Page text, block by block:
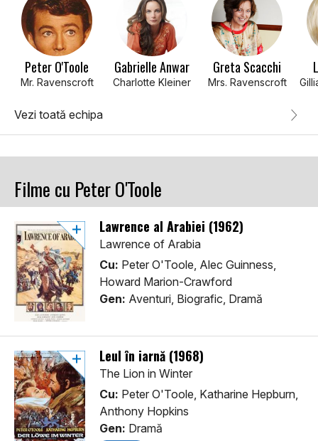
Peter O'Toole
Mr. Ravenscroft
Gabrielle Anwar
Charlotte Kleiner
Greta Scacchi
Mrs. Ravenscroft
Vezi toată echipa
Filme cu Peter O'Toole
Lawrence al Arabiei (1962)
Lawrence of Arabia
Cu: Peter O'Toole, Alec Guinness,
Howard Marion-Crawford
Gen: Aventuri, Biografic, Dramă
Leul în iarnă (1968)
The Lion in Winter
Cu: Peter O'Toole, Katharine Hepburn,
Anthony Hopkins
Gen: Dramă